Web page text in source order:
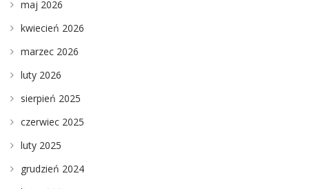
maj 2026
kwiecień 2026
marzec 2026
luty 2026
sierpień 2025
czerwiec 2025
luty 2025
grudzień 2024